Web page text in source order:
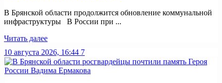
В Брянской области продолжится обновление коммунальной
инфраструктуры В России при ...
Читать далее
10 августа 2026, 16:44 7